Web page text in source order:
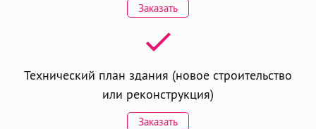
Заказать
Технический план здания (новое строительство
или реконструкция)
Заказать